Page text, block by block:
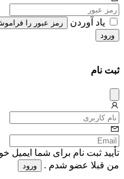
یاد آوردن
رمز عبور را
ورود
ثبت نام
میس
تأیید ثبت نام برای شما ایمیل
من قبلا عضو شدم . ورود